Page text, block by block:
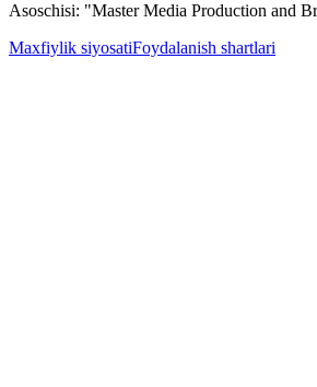
Asoschisi: "Master Media Production and
Maxfiylik siyosatiFoydalanish shartlari